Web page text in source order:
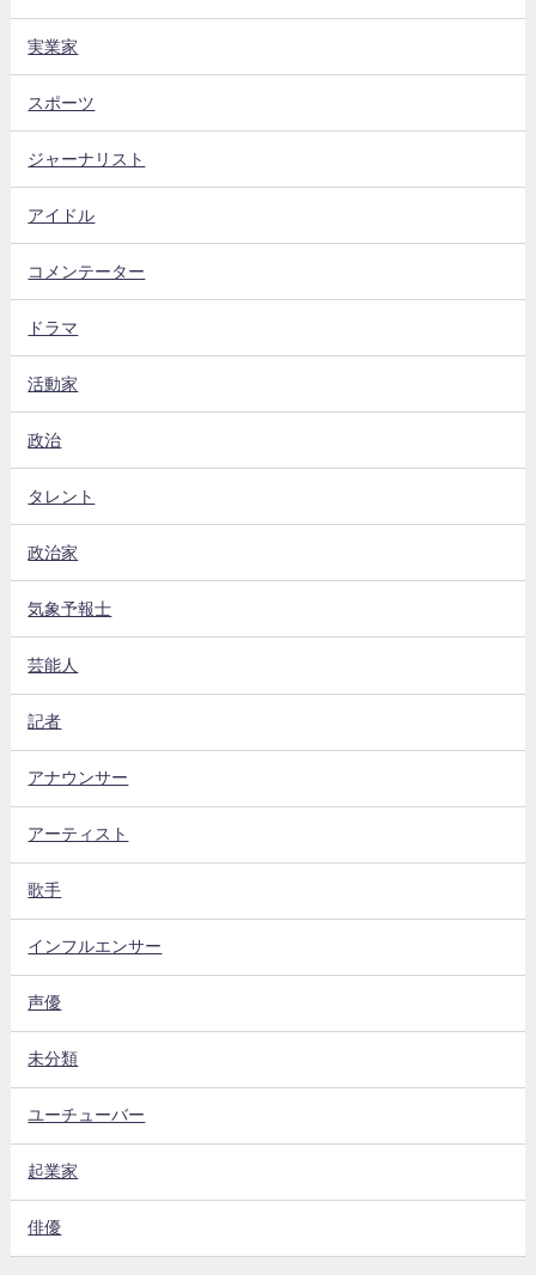
実業家
スポーツ
ジャーナリスト
アイドル
コメンテーター
ドラマ
活動家
政治
タレント
政治家
気象予報士
芸能人
記者
アナウンサー
アーティスト
歌手
インフルエンサー
声優
未分類
ユーチューバー
起業家
俳優